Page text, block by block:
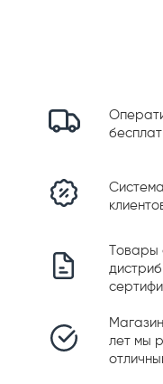
Товары
лет мы